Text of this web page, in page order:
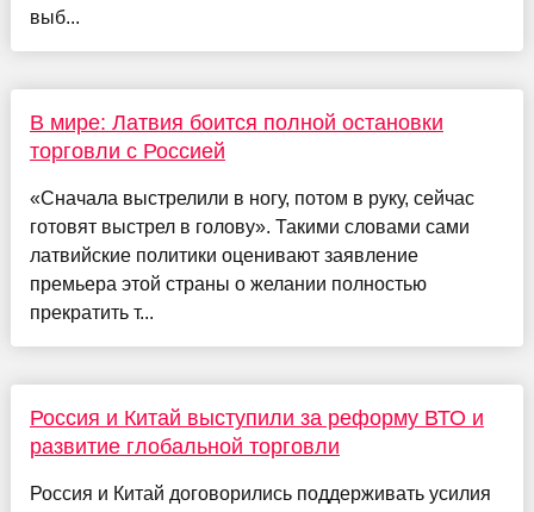
выб...
В мире: Латвия боится полной остановки
торговли с Россией
«Сначала выстрелили в ногу, потом в руку, сейчас
готовят выстрел в голову». Такими словами сами
латвийские политики оценивают заявление
премьера этой страны о желании полностью
прекратить т...
Россия и Китай выступили за реформу ВТО и
развитие глобальной торговли
Россия и Китай договорились поддерживать усилия